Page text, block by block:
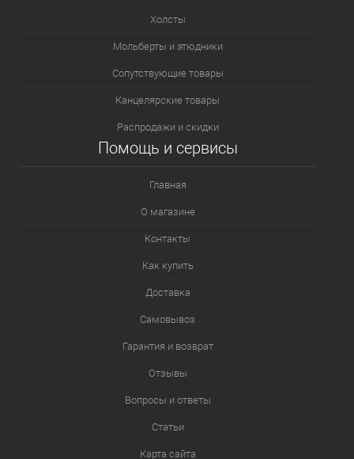
Холсты
Мольберты и этюдники
Сопутствующие товары
Канцелярские товары
Распродажи и скидки
Помощь и сервисы
Главная
О магазине
Контакты
Как купить
Доставка
Самовывоз
Гарантия и возврат
Отзывы
Вопросы и ответы
Статьи
Карта сайта